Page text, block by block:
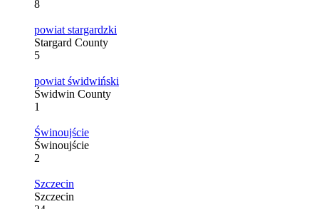
8
powiat stargardzki
Stargard County
5
powiat świdwiński
Świdwin County
1
Świnoujście
Świnoujście
2
Szczecin
Szczecin